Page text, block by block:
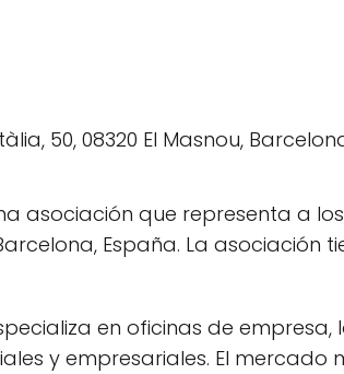
asociación que representa a
España. La asociación
en oficinas de empresa,
y empresariales. El mercado